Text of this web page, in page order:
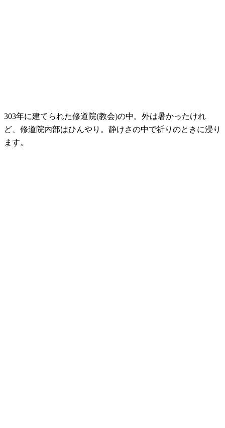
303年に建てられた修道院(教会)の中。外は暑かったけれ
ど、修道院内部はひんやり。静けさの中で祈りのときに浸り
ます。